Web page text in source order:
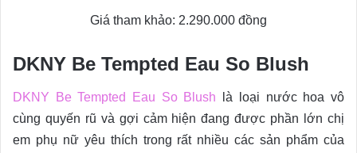
Giá tham khảo: 2.290.000 đồng
DKNY Be Tempted Eau So Blush
DKNY Be Tempted Eau So Blush là loại nước hoa vô
cùng quyến rũ và gợi cảm hiện đang được phần lớn chị
em phụ nữ yêu thích trong rất nhiều các sản phẩm của